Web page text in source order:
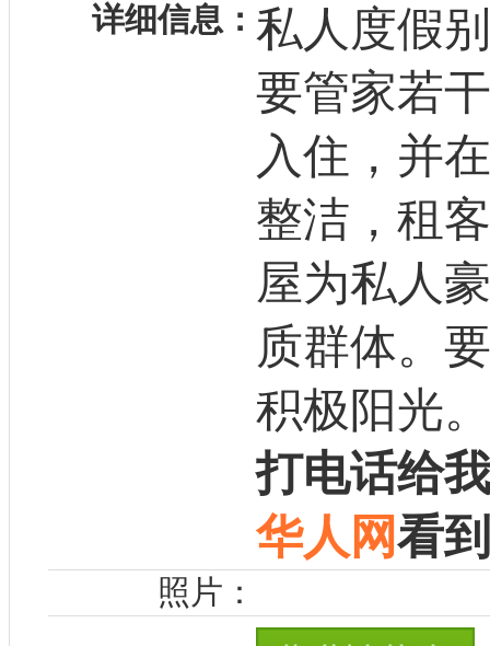
详细信息： 私人度假
要管家若
入住，并
整洁，租
屋为私人
质群体。
积极阳光。
打电话给
华人网看
照片：